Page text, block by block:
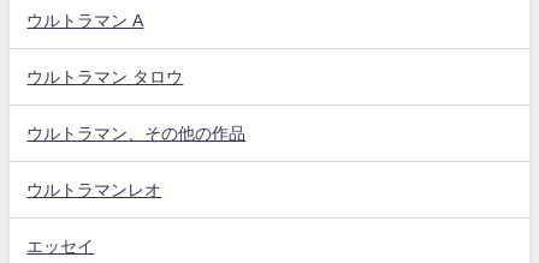
ウルトラマン A
ウルトラマン タロウ
ウルトラマン、その他の作品
ウルトラマンレオ
エッセイ